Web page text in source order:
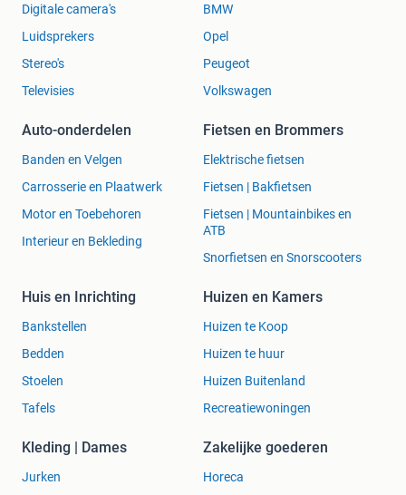
Digitale camera's
Luidsprekers
Stereo's
Televisies
BMW
Opel
Peugeot
Volkswagen
Auto-onderdelen
Banden en Velgen
Carrosserie en Plaatwerk
Motor en Toebehoren
Interieur en Bekleding
Fietsen en Brommers
Elektrische fietsen
Fietsen | Bakfietsen
Fietsen | Mountainbikes en
ATB
Snorfietsen en Snorscooters
Huis en Inrichting
Bankstellen
Bedden
Stoelen
Tafels
Huizen en Kamers
Huizen te Koop
Huizen te huur
Huizen Buitenland
Recreatiewoningen
Kleding | Dames
Jurken
Zakelijke goederen
Horeca